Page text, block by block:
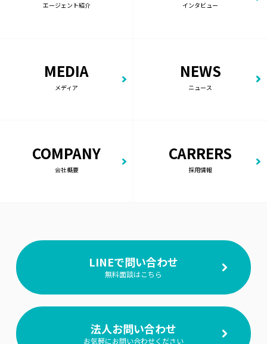
エージェント紹介 インタビュー
MEDIA
メディア
NEWS
ニュース
COMPANY
会社概要
CARRERS
採用情報
LINEで問い合わせ
無料面談はこちら
法人お問い合わせ
お気軽にお問い合わせください